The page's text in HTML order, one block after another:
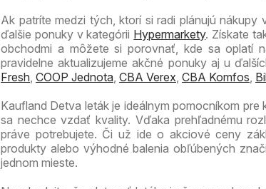
Ak patríte medzi tých, ktorí si radi plánujú nákupy
ďalšie ponuky v kategórii Hypermarkety. Získate
obchodmi a môžete si porovnať, kde sa oplatí
pravidelne aktualizujeme akčné ponuky aj u
Fresh, COOP Jednota, CBA Verex, CBA Komfos,
Kaufland Detva leták je ideálnym pomocníkom
sa nechce vzdať kvality. Vďaka prehľadnému
práve potrebujete. Či už ide o akciové ceny
produkty alebo výhodné balenia obľúbených
jednom mieste.